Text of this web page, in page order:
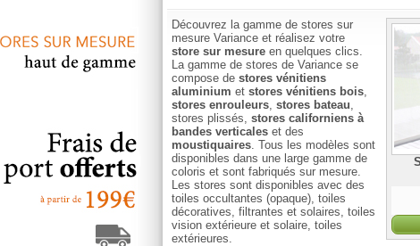
Découvrez la gamme de stores sur
mesure Variance et réalisez votre
store sur mesure en quelques clics.
La gamme de stores de Variance se
compose de stores vénitiens
aluminium et stores vénitiens bois,
stores enrouleurs, stores bateau,
stores plissés, stores californiens à
bandes verticales et des
moustiquaires. Tous les modèles sont
disponibles dans une large gamme de
coloris et sont fabriqués sur mesure.
Les stores sont disponibles avec des
toiles occultantes (opaque), toiles
décoratives, filtrantes et solaires, toiles
vision extérieure et solaire, toiles
extérieures.